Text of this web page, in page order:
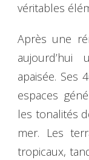
véritables
Après une
apaisée. Ses
espaces
les tonalités
mer. Les
tropicaux,